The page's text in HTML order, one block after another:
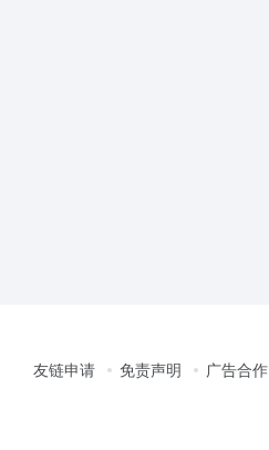
友链申请 免责声明 广告合作